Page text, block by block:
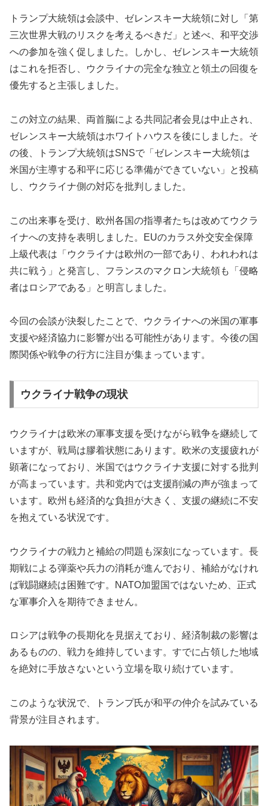
トランプ大統領は会談中、ゼレンスキー大統領に対し「第
三次世界大戦のリスクを考えるべきだ」と述べ、和平交渉
への参加を強く促しました。しかし、ゼレンスキー大統領
はこれを拒否し、ウクライナの完全な独立と領土の回復を
優先すると主張しました。
この対立の結果、両首脳による共同記者会見は中止され、
ゼレンスキー大統領はホワイトハウスを後にしました。そ
の後、トランプ大統領はSNSで「ゼレンスキー大統領は
米国が主導する和平に応じる準備ができていない」と投稿
し、ウクライナ側の対応を批判しました。
この出来事を受け、欧州各国の指導者たちは改めてウクラ
イナへの支持を表明しました。EUのカラス外交安全保障
上級代表は「ウクライナは欧州の一部であり、われわれは
共に戦う」と発言し、フランスのマクロン大統領も「侵略
者はロシアである」と明言しました。
今回の会談が決裂したことで、ウクライナへの米国の軍事
支援や経済協力に影響が出る可能性があります。今後の国
際関係や戦争の行方に注目が集まっています。
ウクライナ戦争の現状
ウクライナは欧米の軍事支援を受けながら戦争を継続して
いますが、戦局は膠着状態にあります。欧米の支援疲れが
顕著になっており、米国ではウクライナ支援に対する批判
が高まっています。共和党内では支援削減の声が強まって
います。欧州も経済的な負担が大きく、支援の継続に不安
を抱えている状況です。
ウクライナの戦力と補給の問題も深刻になっています。長
期戦による弾薬や兵力の消耗が進んでおり、補給がなけれ
ば戦闘継続は困難です。NATO加盟国ではないため、正式
な軍事介入を期待できません。
ロシアは戦争の長期化を見据えており、経済制裁の影響は
あるものの、戦力を維持しています。すでに占領した地域
を絶対に手放さないという立場を取り続けています。
このような状況で、トランプ氏が和平の仲介を試みている
背景が注目されます。